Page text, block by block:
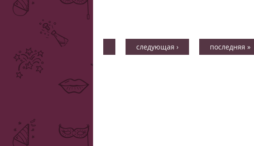
следующая › последняя »